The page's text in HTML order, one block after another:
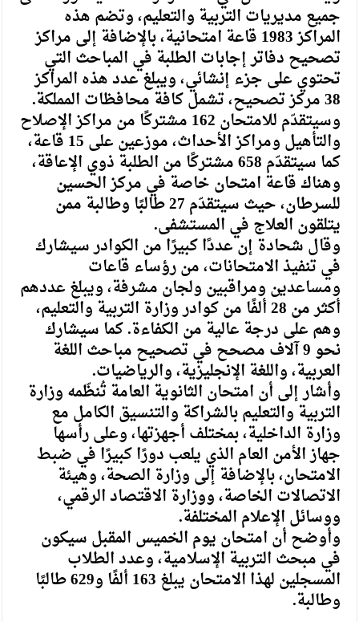
جميع مديريات التربية والتعليم، وتضم هذه
المراكز 1983 قاعة امتحانية، بالإضافة إلى مراكز
تصحيح دفاتر إجابات الطلبة في المباحث التي
تحتوي على جزء إنشائي، ويبلغ عدد هذه المراكز
38 مركز تصحيح، تشمل كافة محافظات المملكة.
وسيتقدّم للامتحان 162 مشتركًا من مراكز الإصلاح
والتأهيل ومراكز الأحداث، موزعين على 15 قاعة،
كما سيتقدّم 658 مشتركًا من الطلبة ذوي الإعاقة،
وهناك قاعة امتحان خاصة في مركز الحسين
للسرطان، حيث سيتقدّم 27 طالبًا وطالبة ممن
يتلقون العلاج في المستشفى.
وقال شحادة إن عددًا كبيرًا من الكوادر سيشارك
في تنفيذ الامتحانات، من رؤساء قاعات
ومساعدين ومراقبين ولجان مشرفة، ويبلغ عددهم
أكثر من 28 ألفًا من كوادر وزارة التربية والتعليم،
وهم على درجة عالية من الكفاءة. كما سيشارك
نحو 9 آلاف مصحح في تصحيح مباحث اللغة
العربية، واللغة الإنجليزية، والرياضيات.
وأشار إلى أن امتحان الثانوية العامة تُنظّمه وزارة
التربية والتعليم بالشراكة والتنسيق الكامل مع
وزارة الداخلية، بمختلف أجهزتها، وعلى رأسها
جهاز الأمن العام الذي يلعب دورًا كبيرًا في ضبط
الامتحان، بالإضافة إلى وزارة الصحة، وهيئة
الاتصالات الخاصة، ووزارة الاقتصاد الرقمي،
ووسائل الإعلام المختلفة.
وأوضح أن امتحان يوم الخميس المقبل سيكون
في مبحث التربية الإسلامية، وعدد الطلاب
المسجلين لهذا الامتحان يبلغ 163 ألفًا و629 طالبًا
وطالبة.